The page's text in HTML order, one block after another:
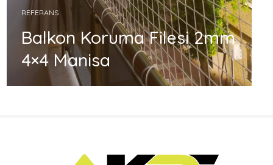
REFERANS
Balkon Koruma Filesi 2mm
4×4 Manisa